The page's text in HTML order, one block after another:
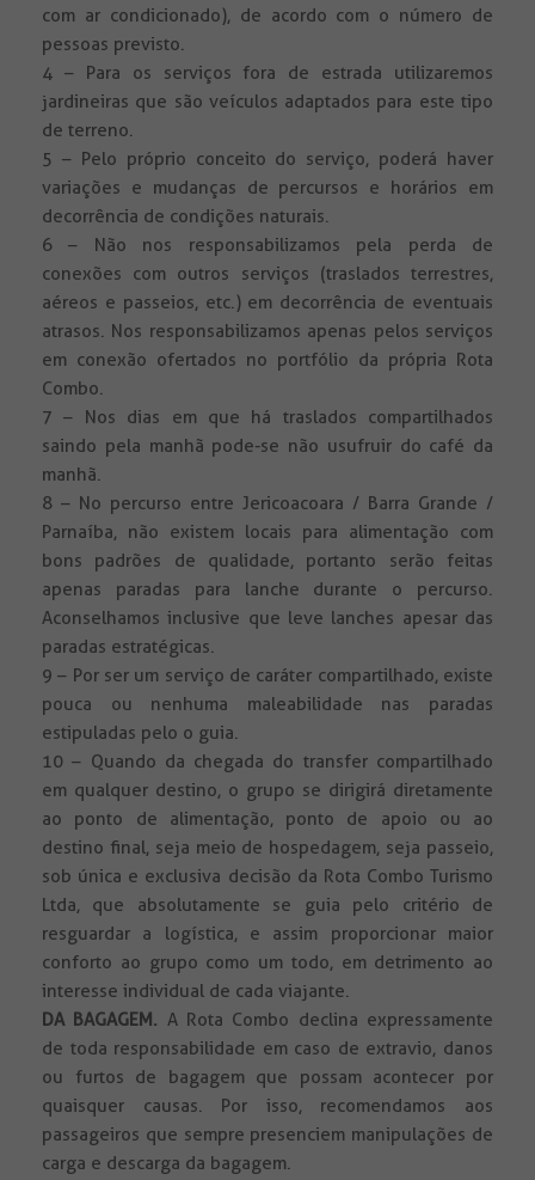
com ar condicionado), de acordo com o número de
pessoas previsto.
4 – Para os serviços fora de estrada utilizaremos
jardineiras que são veículos adaptados para este tipo
de terreno.
5 – Pelo próprio conceito do serviço, poderá haver
variações e mudanças de percursos e horários em
decorrência de condições naturais.
6 – Não nos responsabilizamos pela perda de
conexões com outros serviços (traslados terrestres,
aéreos e passeios, etc.) em decorrência de eventuais
atrasos. Nos responsabilizamos apenas pelos serviços
em conexão ofertados no portfólio da própria Rota
Combo.
7 – Nos dias em que há traslados compartilhados
saindo pela manhã pode-se não usufruir do café da
manhã.
8 – No percurso entre Jericoacoara / Barra Grande /
Parnaíba, não existem locais para alimentação com
bons padrões de qualidade, portanto serão feitas
apenas paradas para lanche durante o percurso.
Aconselhamos inclusive que leve lanches apesar das
paradas estratégicas.
9 – Por ser um serviço de caráter compartilhado, existe
pouca ou nenhuma maleabilidade nas paradas
estipuladas pelo o guia.
10 – Quando da chegada do transfer compartilhado
em qualquer destino, o grupo se dirigirá diretamente
ao ponto de alimentação, ponto de apoio ou ao
destino final, seja meio de hospedagem, seja passeio,
sob única e exclusiva decisão da Rota Combo Turismo
Ltda, que absolutamente se guia pelo critério de
resguardar a logística, e assim proporcionar maior
conforto ao grupo como um todo, em detrimento ao
interesse individual de cada viajante.
DA BAGAGEM. A Rota Combo declina expressamente
de toda responsabilidade em caso de extravio, danos
ou furtos de bagagem que possam acontecer por
quaisquer causas. Por isso, recomendamos aos
passageiros que sempre presenciem manipulações de
carga e descarga da bagagem.